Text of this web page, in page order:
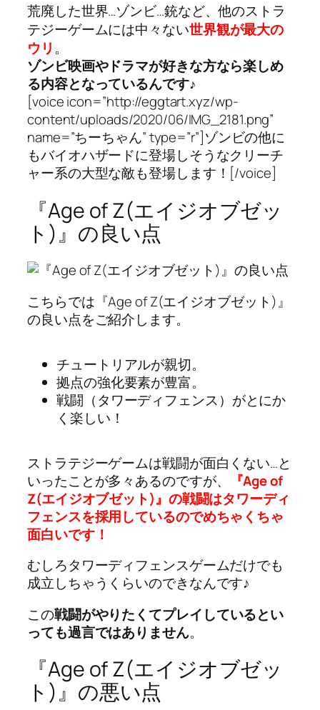
荒廃した世界…ゾンビ…銃など、他のストラ
テジーゲームには中々ない世界観が最大の
ウリ 。
ゾンビ映画やドラマが好きな方なら楽しめ
る内容となっているんです♪
[voice icon=”http://eggtart.xyz/wp-
content/uploads/2020/06/IMG_2181.png”
name=”ちーちゃん” type=”r”]ゾンビの他に
もバイオハザードに登場しそうなクリーチ
ャー系の大型な敵も登場します！[/voice]
『Age of Z(エイジオブゼッ
ト)』の良い点
こちらでは『Age of Z(エイジオブゼット)』
の良い点をご紹介します。
チュートリアルが親切。
拠点の強化要素が豊富。
戦闘（タワーディフェンス）がとにか
く楽しい！
ストラテジーゲームは戦闘が面白くない…と
いったことが多々あるのですが、
『Age of
Z(エイジオブゼット)』の戦闘はタワーディ
フェンスを採用しているのでめちゃくちゃ
面白いです！
むしろタワーディフェンスゲームだけでも
成立しちゃうくらいのできなんです♪
この戦闘がやりたくてプレイしているとい
っても過言ではありません。
『Age of Z(エイジオブゼッ
ト)』の悪い点